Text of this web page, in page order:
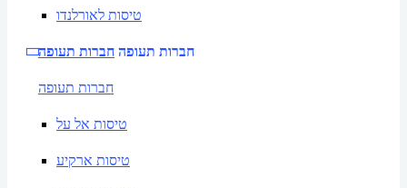
טיסות לאורלנדו
חברות תעופה חברות תעופה
חברות תעופה
טיסות אל על
טיסות ארקיע